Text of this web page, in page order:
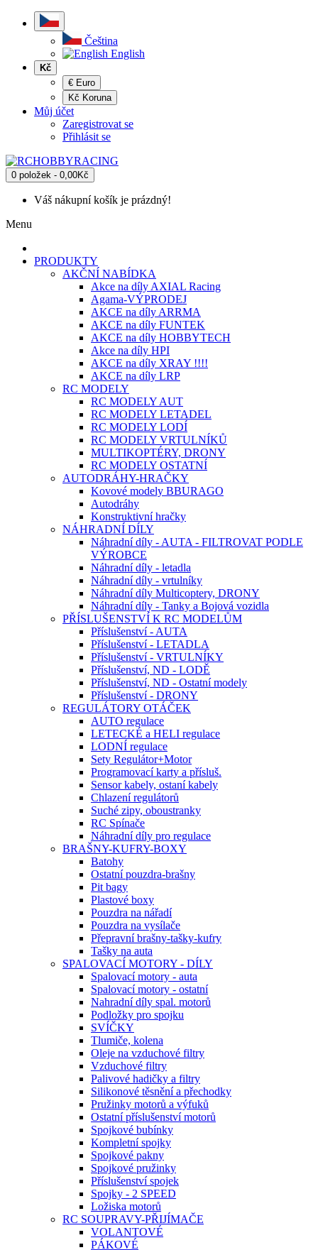
Čeština
English
Kč
€ Euro
Kč Koruna
Můj účet
Zaregistrovat se
Přihlásit se
0 položek - 0,00Kč
Váš nákupní košík je prázdný!
Menu
PRODUKTY
AKČNÍ NABÍDKA
Akce na díly AXIAL Racing
Agama-VÝPRODEJ
AKCE na díly ARRMA
AKCE na díly FUNTEK
AKCE na díly HOBBYTECH
Akce na díly HPI
AKCE na díly XRAY !!!!
AKCE na díly LRP
RC MODELY
RC MODELY AUT
RC MODELY LETADEL
RC MODELY LODÍ
RC MODELY VRTULNÍKŮ
MULTIKOPTÉRY, DRONY
RC MODELY OSTATNÍ
AUTODRÁHY-HRAČKY
Kovové modely BBURAGO
Autodráhy
Konstruktivní hračky
NÁHRADNÍ DÍLY
Náhradní díly - AUTA - FILTROVAT PODLE
VÝROBCE
Náhradní díly - letadla
Náhradní díly - vrtulníky
Náhradní díly Multicoptery, DRONY
Náhradní díly - Tanky a Bojová vozidla
PŘÍSLUŠENSTVÍ K RC MODELŮM
Příslušenství - AUTA
Příslušenství - LETADLA
Příslušenství - VRTULNÍKY
Příslušenství, ND - LODĚ
Příslušenství, ND - Ostatní modely
Příslušenství - DRONY
REGULÁTORY OTÁČEK
AUTO regulace
LETECKÉ a HELI regulace
LODNÍ regulace
Sety Regulátor+Motor
Programovací karty a přísluš.
Sensor kabely, ostaní kabely
Chlazení regulátorů
Suché zipy, oboustranky
RC Spínače
Náhradní díly pro regulace
BRAŠNY-KUFRY-BOXY
Batohy
Ostatní pouzdra-brašny
Pit bagy
Plastové boxy
Pouzdra na nářadí
Pouzdra na vysílače
Přepravní brašny-tašky-kufry
Tašky na auta
SPALOVACÍ MOTORY - DÍLY
Spalovací motory - auta
Spalovací motory - ostatní
Nahradní díly spal. motorů
Podložky pro spojku
SVÍČKY
Tlumiče, kolena
Oleje na vzduchové filtry
Vzduchové filtry
Palivové hadičky a filtry
Silikonové těsnění a přechodky
Pružinky motorů a výfuků
Ostatní příslušenství motorů
Spojkové bubínky
Kompletní spojky
Spojkové pakny
Spojkové pružinky
Příslušenství spojek
Spojky - 2 SPEED
Ložiska motorů
RC SOUPRAVY-PŘIJÍMAČE
VOLANTOVÉ
PÁKOVÉ